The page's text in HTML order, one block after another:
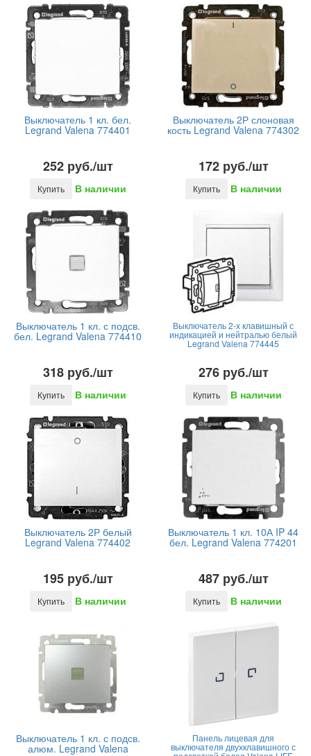
Выключатель 1 кл. бел.
Legrand Valena 774401
252 руб./шт
Купить В наличии
Выключатель 2Р слоновая
кость Legrand Valena 774302
172 руб./шт
Купить В наличии
Выключатель 1 кл. с подсв.
бел. Legrand Valena 774410
318 руб./шт
Купить В наличии
Выключатель 2-х клавишный с
индикацией и нейтралью белый
Legrand Valena 774445
276 руб./шт
Купить В наличии
Выключатель 2Р белый
Legrand Valena 774402
195 руб./шт
Купить В наличии
Выключатель 1 кл. 10А IP 44
бел. Legrand Valena 774201
487 руб./шт
Купить В наличии
Выключатель 1 кл. с подсв.
алюм. Legrand Valena
Панель лицевая для
выключателя двухклавишного с